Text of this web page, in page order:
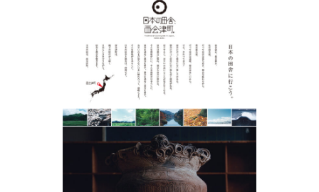
西会津町では、土壌分析を行い必要な微量なミネラル
成分を補う方法で栽培された野菜と米の生産に力を入
れています。また、菌床しいたけと菌床きくらげの栽
培にも力を入れており、一大産地を目指しています。